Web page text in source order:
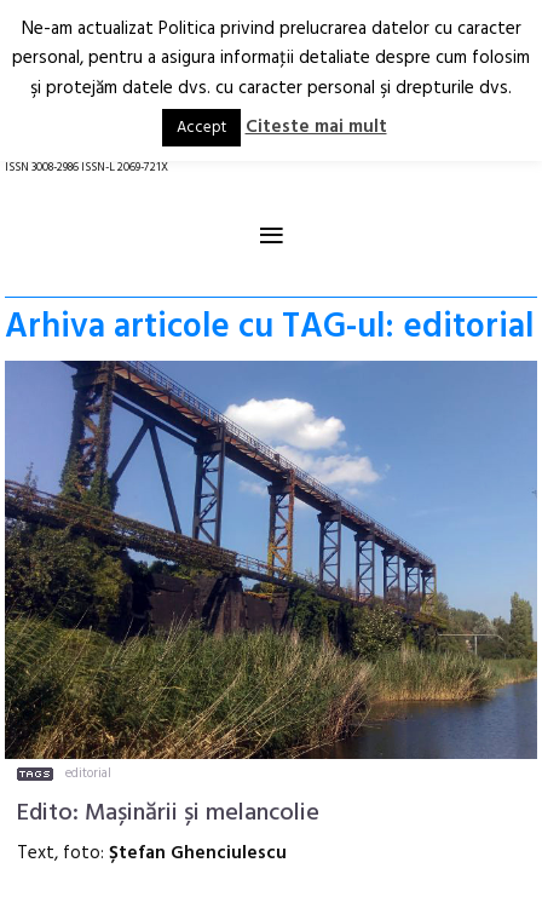
Arhitectură.
Oraș.
RO EN
ISSN 3008-2986 ISSN-L 2069-721X
≡
Arhiva articole cu TAG-ul: editorial
editorial
Edito: Mașinării și melancolie
Text, foto:Ștefan Ghenciulescu
Ne-am actualizat Politica privind prelucrarea datelor cu caracter
personal, pentru a asigura informaţii detaliate despre cum folosim
şi protejăm datele dvs. cu caracter personal şi drepturile dvs.
Accept Citeste mai mult